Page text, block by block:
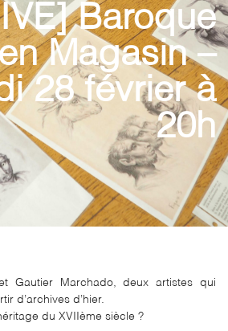
Baroque
Magasin –
28 février à
20h
Gautier Marchado, deux artistes qui
d’archives d’hier.
du XVIIème siècle ?